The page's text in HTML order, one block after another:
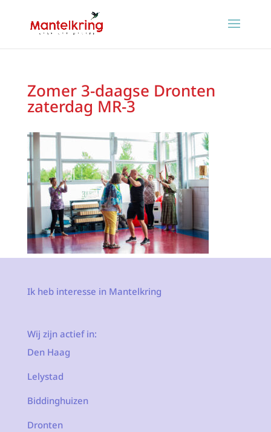
Zomer 3-daagse Dronten
zaterdag MR-3
Ik heb interesse in Mantelkring
Wij zijn actief in:
Den Haag
Lelystad
Biddinghuizen
Dronten